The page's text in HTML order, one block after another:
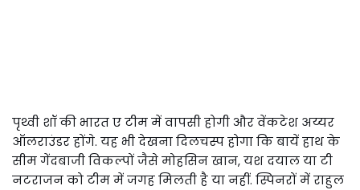
पृथ्वी शॉ की भारत ए टीम में वापसी होगी और वेंकटेश अय्यर
ऑलराउंडर होंगे. यह भी देखना दिलचस्प होगा कि बायें हाथ के
सीम गेंदबाजी विकल्पों जैसे मोहसिन खान, यश दयाल या टी
नटराजन को टीम में जगह मिलती है या नहीं. स्पिनरों में राहुल